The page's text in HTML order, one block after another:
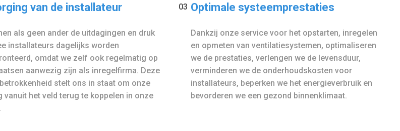
van de installateur
als geen ander de uitdagingen en druk
installateurs dagelijks worden
omdat we zelf ook regelmatig op
aanwezig zijn als inregelfirma. Deze
stelt ons in staat om onze
vanuit het veld terug te koppelen in onze
03 Optimale systeemprestaties
Dankzij onze service voor het opstarten, inregelen
en opmeten van ventilatiesystemen, optimaliseren
we de prestaties, verlengen we de levensduur,
verminderen we de onderhoudskosten voor
installateurs, beperken we het energieverbruik en
bevorderen we een gezond binnenklimaat.